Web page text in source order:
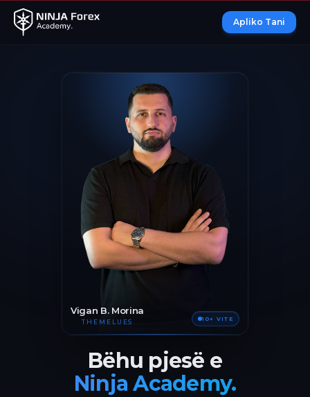
Apliko Tani
Vigan B. Morina
THEMELUES 10+ VITE
Bëhu pjesë e
Ninja Academy.